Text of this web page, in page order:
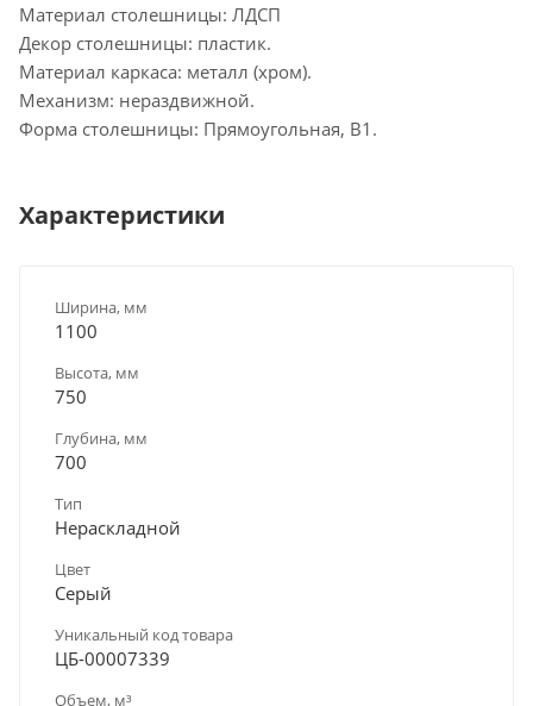
Материал столешницы: ЛДСП
Декор столешницы: пластик.
Материал каркаса: металл (хром).
Механизм: нераздвижной.
Форма столешницы: Прямоугольная, В1.
Характеристики
Ширина, мм
1100
Высота, мм
750
Глубина, мм
700
Тип
Нераскладной
Цвет
Серый
Уникальный код товара
ЦБ-00007339
Объем, м³